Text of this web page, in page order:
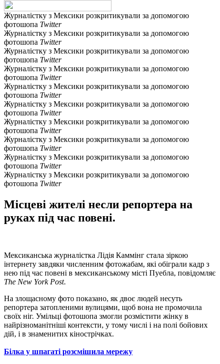
Журналістку з Мексики розкритикували за допомогою
фотошопа Twitter
Журналістку з Мексики розкритикували за допомогою
фотошопа Twitter
Журналістку з Мексики розкритикували за допомогою
фотошопа Twitter
Журналістку з Мексики розкритикували за допомогою
фотошопа Twitter
Журналістку з Мексики розкритикували за допомогою
фотошопа Twitter
Журналістку з Мексики розкритикували за допомогою
фотошопа Twitter
Журналістку з Мексики розкритикували за допомогою
фотошопа Twitter
Журналістку з Мексики розкритикували за допомогою
фотошопа Twitter
Журналістку з Мексики розкритикували за допомогою
фотошопа Twitter
Журналістку з Мексики розкритикували за допомогою
фотошопа Twitter
Місцеві жителі несли репортера на
руках під час повені.
Мексиканська журналістка Лідія Каммінг стала зіркою
інтернету завдяки численним фотожабам, які обіграли кадр з
нею під час повені в мексиканському місті Пуебла, повідомляє
The New York Post.
На злощасному фото показано, як двоє людей несуть
репортера затопленими вулицями, щоб вона не промочила
своїх ніг. Умільці фотошопа змогли розмістити жінку в
найрізноманітніші контексти, у тому числі і на полі бойових
дій, і в знаменитих кінострічках.
Білка у шпагаті розсмішила мережу